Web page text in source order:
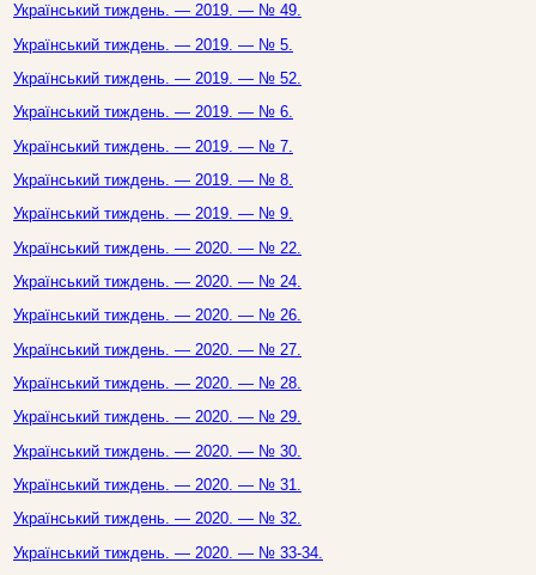
Український тиждень. — 2019. — № 49.
Український тиждень. — 2019. — № 5.
Український тиждень. — 2019. — № 52.
Український тиждень. — 2019. — № 6.
Український тиждень. — 2019. — № 7.
Український тиждень. — 2019. — № 8.
Український тиждень. — 2019. — № 9.
Український тиждень. — 2020. — № 22.
Український тиждень. — 2020. — № 24.
Український тиждень. — 2020. — № 26.
Український тиждень. — 2020. — № 27.
Український тиждень. — 2020. — № 28.
Український тиждень. — 2020. — № 29.
Український тиждень. — 2020. — № 30.
Український тиждень. — 2020. — № 31.
Український тиждень. — 2020. — № 32.
Український тиждень. — 2020. — № 33-34.